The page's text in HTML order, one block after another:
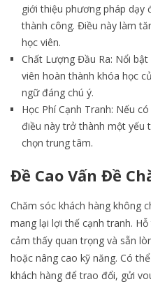
giới thiệu phương pháp dạy
thành công. Điều này làm
học viên.
Chất Lượng Đầu Ra: Nổi
viên hoàn thành khóa học
ngữ đáng chú ý.
Học Phí Cạnh Tranh: Nếu
điều này trở thành một yếu
chọn trung tâm.
Đề Cao Vấn Đề
Chăm sóc khách hàng không
mang lại lợi thế cạnh tranh.
cảm thấy quan trọng và sẵn
hoặc nâng cao kỹ năng. Có
khách hàng để trao đổi, gửi